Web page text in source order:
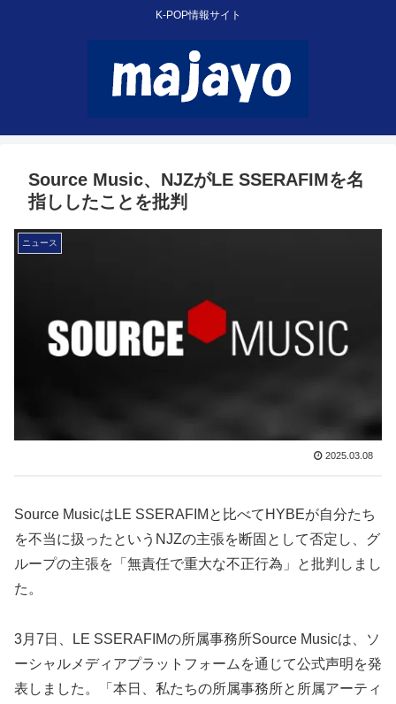
K-POP情報サイト
Source Music、NJZがLE SSERAFIMを名
指ししたことを批判
ニュース
2025.03.08
Source MusicはLE SSERAFIMと比べてHYBEが自分たち
を不当に扱ったというNJZの主張を断固として否定し、グ
ループの主張を「無責任で重大な不正行為」と批判しまし
た。
3月7日、LE SSERAFIMの所属事務所Source Musicは、ソ
ーシャルメディアプラットフォームを通じて公式声明を発
表しました。「本日、私たちの所属事務所と所属アーティ